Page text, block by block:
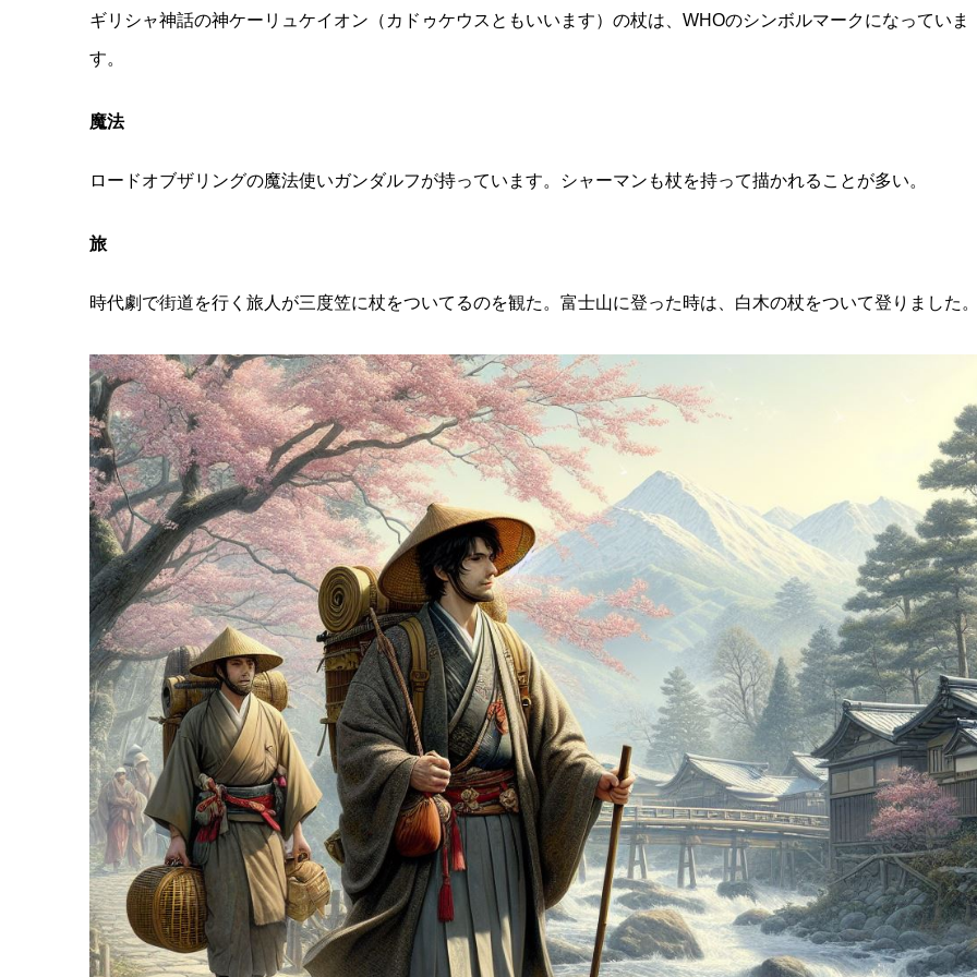
ギリシャ神話の神ケーリュケイオン（カドゥケウスともいいます）の杖は、WHOのシンボルマークになっていま
す。
魔法
ロードオブザリングの魔法使いガンダルフが持っています。シャーマンも杖を持って描かれることが多い。
旅
時代劇で街道を行く旅人が三度笠に杖をついてるのを観た。富士山に登った時は、白木の杖をついて登りました